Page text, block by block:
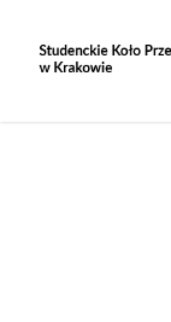
main